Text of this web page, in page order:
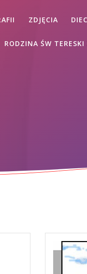
ZDJĘCIA
RODZINA ŚW